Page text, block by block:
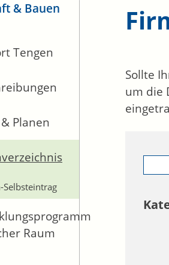
& Bauen
Tengen
Planen
Selbsteintrag
Raum
Sollte
um die